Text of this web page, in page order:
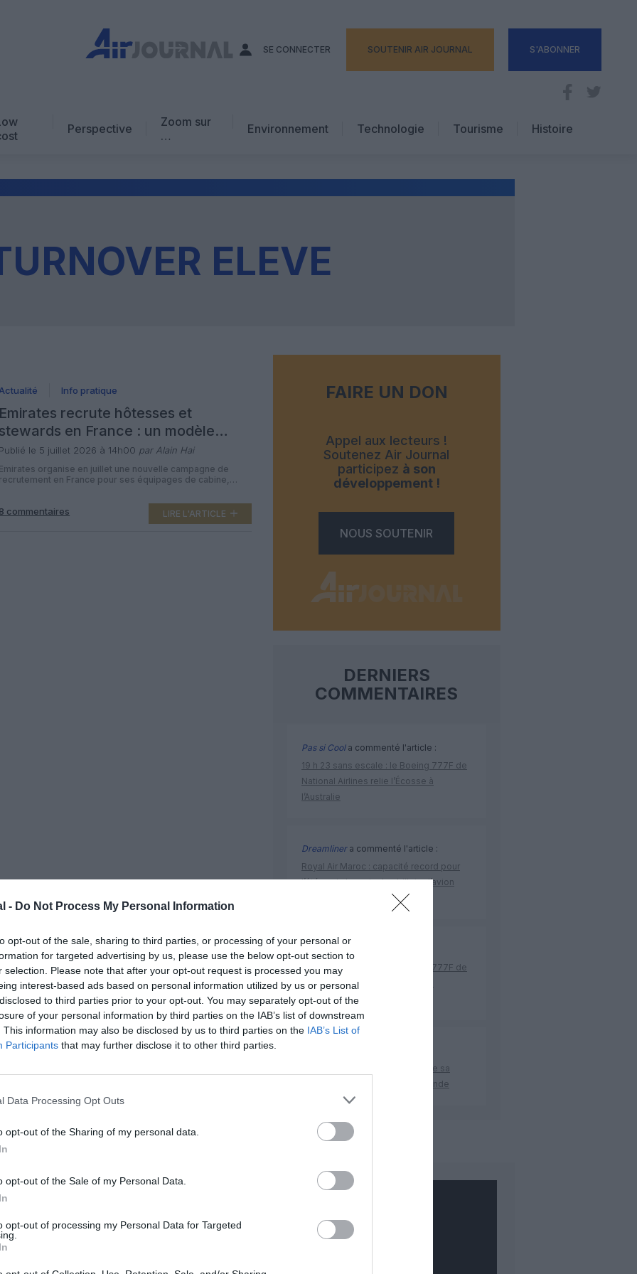
- Do Not Process My Personal Information
opt-out of the sale, sharing to third parties, or processing of your personal or
for targeted advertising by us, please use the below opt-out section to
selection. Please note that after your opt-out request is processed you may
interest-based ads based on personal information utilized by us or personal
to third parties prior to your opt-out. You may separately opt-out of the
of your personal information by third parties on the IAB’s list of downstream
This information may also be disclosed by us to third parties on the IAB’s List of
Participants that may further disclose it to other third parties.
Data Processing Opt Outs
opt-out of the Sharing of my personal data.
opt-out of the Sale of my Personal Data.
opt-out of processing my Personal Data for Targeted
SE CONNECTER SOUTENIR AIR JOURNAL S'ABONNER
Perspective
Zoom sur
…
Vidéo
Environnement Technologie
Tourisme
Hôtellerie
Histoire
ELEVE
Actualité Info pratique
Emirates recrute hôtesses et
stewards en France : un modèle
attractif mais exigeant marqué par
un turnover élevé
Publié le 5 juillet 2026 à 14h00 par Alain Hai
Emirates organise en juillet une nouvelle campagne de
recrutement en France pour ses équipages de cabine,
Derrière ces sessions de recrutement régulières se cache
un modèle très structuré, attractif sur le plan financier mais
exigeant en termes de rythme de travail, de mobilité et de
8 commentaires LIRE L'ARTICLE
FAIRE UN DON
Appel aux lecteurs !
Soutenez Air Journal
participez à son
développement !
NOUS SOUTENIR
DERNIERS
COMMENTAIRES
Pas si Coola commenté l'article :
19 h 23 sans escale : le Boeing 777F de
National Airlines relie l’Écosse à
l’Australie
Dreamlinera commenté l'article :
Royal Air Maroc : capacité record pour
l’été, mais les prix des billets d’avion
Exploit?
19 h 23 sans escale : le Boeing 777F de
National Airlines relie l’Écosse à
l’Australie
Riyad–Bombay : Riyadh Air ouvre sa
première route régulière vers l’Inde